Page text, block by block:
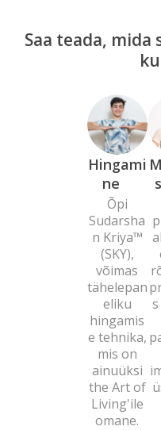
Saa teada,
Hingami
ne
Õpi
Sudarsha
n Kriya™
(SKY),
võimas
tähelepan
eliku
hingamis
e tehnika,
mis on
ainuüksi
the Art of
Living'ile
omane.